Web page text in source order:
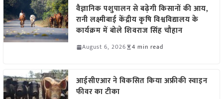
वैज्ञानिक पशुपालन से बढ़ेगी किसानों की आय,
रानी लक्ष्मीबाई केंद्रीय कृषि विश्वविद्यालय के
कार्यक्रम में बोले शिवराज सिंह चौहान
August 6, 2026 4 min read
आईसीएआर ने विकसित किया अफ्रीकी स्वाइन
फीवर का टीका